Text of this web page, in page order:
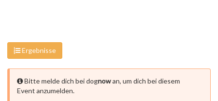
Ergebnisse
Bitte melde dich bei dognowan, um dich bei diesem
Event anzumelden.